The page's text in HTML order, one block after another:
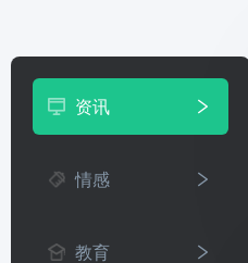
资讯
情感
教育